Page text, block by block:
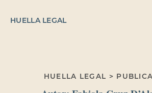
HUELLA LEGAL
HUELLA LEGAL >